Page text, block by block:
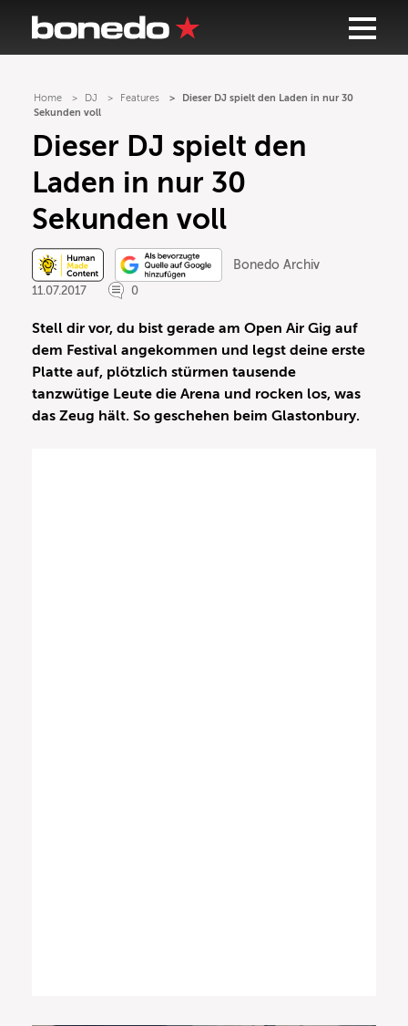
Home DJ Features
Dieser DJ spielt den Laden in nur 30
Sekunden voll
Dieser DJ spielt den
Laden in nur 30
Sekunden voll
Bonedo Archiv
11.07.2017
0
Stell dir vor, du bist gerade am Open Air Gig auf
dem Festival angekommen und legst deine erste
Platte auf, plötzlich stürmen tausende
tanzwütige Leute die Arena und rocken los, was
das Zeug hält. So geschehen beim Glastonbury.